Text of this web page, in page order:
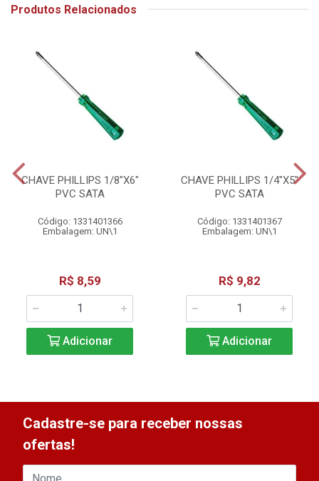
Produtos Relacionados
CHAVE PHILLIPS 1/8"X6"
PVC SATA
Código: 1331401366
Embalagem: UN\1
R$ 8,59
Adicionar
CHAVE PHILLIPS 1/4"X5"
PVC SATA
Código: 1331401367
Embalagem: UN\1
R$ 9,82
Adicionar
Cadastre-se para receber nossas
ofertas!